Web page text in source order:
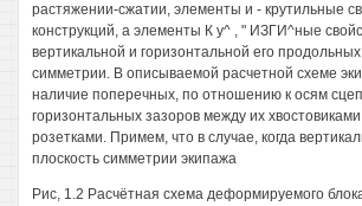
растяжении-сжатии, элементы и - крутильные
конструкций, а элементы К у^ , " ИЗГИ^ные
вертикальной и горизонтальной его
симметрии. В описываемой расчетной схеме
наличие поперечных, по отношению к осям
горизонтальных зазоров между их
розетками. Примем, что в случае, когда
плоскость симметрии экипажа
Рис, 1.2 Расчётная схема деформируемого